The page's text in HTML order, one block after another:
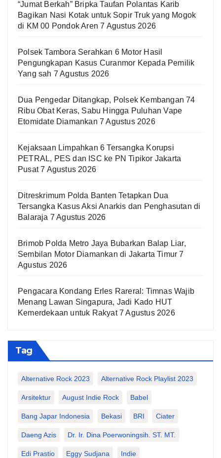
“Jumat Berkah” Bripka Taufan Polantas Karib
Bagikan Nasi Kotak untuk Sopir Truk yang Mogok
di KM 00 Pondok Aren 7 Agustus 2026
Polsek Tambora Serahkan 6 Motor Hasil
Pengungkapan Kasus Curanmor Kepada Pemilik
Yang sah 7 Agustus 2026
Dua Pengedar Ditangkap, Polsek Kembangan 74
Ribu Obat Keras, Sabu Hingga Puluhan Vape
Etomidate Diamankan 7 Agustus 2026
Kejaksaan Limpahkan 6 Tersangka Korupsi
PETRAL, PES dan ISC ke PN Tipikor Jakarta
Pusat 7 Agustus 2026
Ditreskrimum Polda Banten Tetapkan Dua
Tersangka Kasus Aksi Anarkis dan Penghasutan di
Balaraja 7 Agustus 2026
Brimob Polda Metro Jaya Bubarkan Balap Liar,
Sembilan Motor Diamankan di Jakarta Timur 7
Agustus 2026
Pengacara Kondang Erles Rareral: Timnas Wajib
Menang Lawan Singapura, Jadi Kado HUT
Kemerdekaan untuk Rakyat 7 Agustus 2026
Tag
Alternative Rock 2023 Alternative Rock Playlist 2023
Arsitektur August Indie Rock Babel
Bang Japar Indonesia Bekasi BRI Ciater
Daeng Azis Dr. Ir. Dina Poerwoningsih. ST. MT.
Edi Prastio Eggy Sudjana Indie